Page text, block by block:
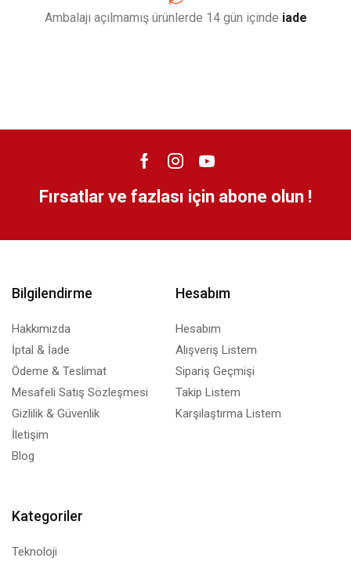
Ambalajı açılmamış ürünlerde 14 gün içinde iade
Fırsatlar ve fazlası için abone olun !
Bilgilendirme
Hakkımızda
İptal & İade
Ödeme & Teslimat
Mesafeli Satış Sözleşmesi
Gizlilik & Güvenlik
İletişim
Blog
Hesabım
Hesabım
Alışveriş Listem
Sipariş Geçmişi
Takip Listem
Karşılaştırma Listem
Kategoriler
Teknoloji